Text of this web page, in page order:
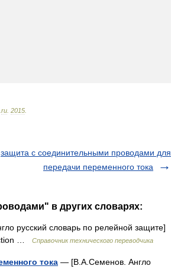
ru 2015
защита с соединительными проводами для
передачи переменного тока
в других словарях:
русский словарь по релейной защите]
…
Справочник технического переводчика
тока — [В.А.Семенов. Англо